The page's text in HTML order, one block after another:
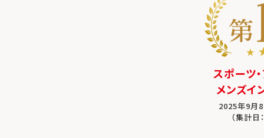
スポーツ
メンズイ
2025年9月
（集計日